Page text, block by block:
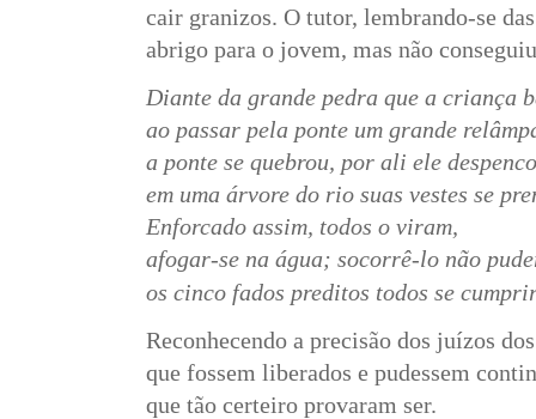
cair granizos. O tutor, lembrando-se
abrigo para o jovem, mas não
Diante da grande pedra que a criança
ao passar pela ponte um grande
a ponte se quebrou, por ali ele
em uma árvore do rio suas vestes se
Enforcado assim, todos o viram,
afogar-se na água; socorrê-lo não
os cinco fados preditos todos se
Reconhecendo a precisão dos juízos
que fossem liberados e pudessem
que tão certeiro provaram ser.